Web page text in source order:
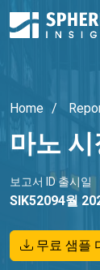
Home
마노
보고서 ID
SIK5209
출시일
4월
무료 샘플